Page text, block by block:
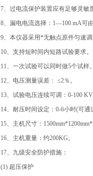
7、过电流保护装置应有足够灵敏
8、漏电电流选择：1—100 mA可
9、本仪器采用*无触点原件匀速
10、支持短时间内短路试验要求。
11、一次试验可以同时做5个试样。
12、电压测量误差： ≤2％。
13、试验电压连续可调：0-100 KV
14、耐压时间设定：0-6小时(可通
15、主机尺寸：
16、主机重量：约200KG。
17、九级安全防护措施：
(1) 超压保护